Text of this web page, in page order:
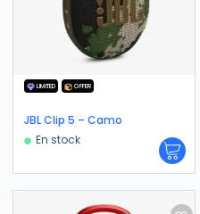
LIMITED OFFER
JBL Clip 5 – Camo
En stock